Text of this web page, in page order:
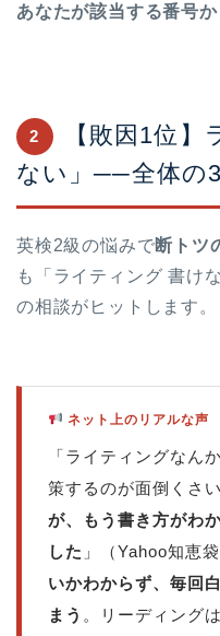
あなたが該当する番号
2
【敗因1位
ない」──全体の
英検2級の悩みで断トツ
も「ライティング 書け
の相談がヒットします。
ネット上のリアルな声
「ライティングなん
策するのが面倒くさい
が、もう書き方がわ
した 」（Yahoo知恵
いかわからず、毎回
まう 。リーディング